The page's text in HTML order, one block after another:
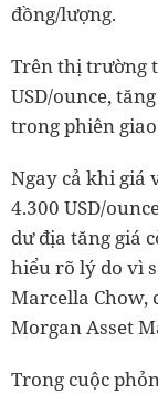
đồng/lượng.
Trên thị trường
USD/ounce,
trong phiên
Ngay cả khi giá
4.300 USD/
dư địa tăng giá
hiểu rõ lý do vì
Marcella Chow,
Morgan Asset
Trong cuộc